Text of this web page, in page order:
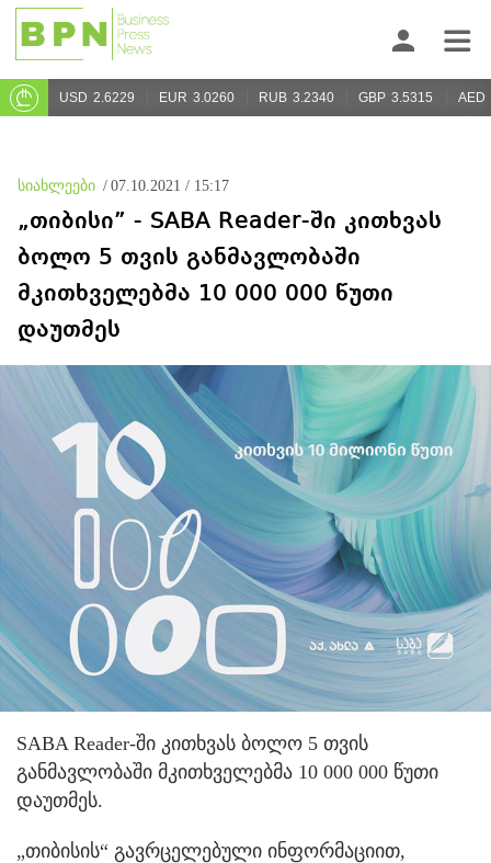
USD 2.6229 EUR 3.0260 RUB 3.2340 GBP 3.5315 AED
სიახლეები / 07.10.2021 / 15:17
„თიბისი” - SABA Reader-ში კითხვას
ბოლო 5 თვის განმავლობაში
მკითხველებმა 10 000 000 წუთი
დაუთმეს
SABA Reader-ში კითხვას ბოლო 5 თვის
განმავლობაში მკითხველებმა 10 000 000 წუთი
დაუთმეს.
„თიბისის“ გავრცელებული ინფორმაციით,